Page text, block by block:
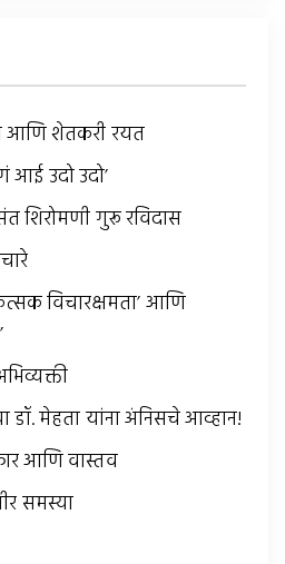
आणि शेतकरी रयत
आई उदो उदो’
शिरोमणी गुरू रविदास
विचारक्षमता’ आणि
डॉ. मेहता यांना अंनिसचे आव्हान!
आणि वास्तव
समस्या